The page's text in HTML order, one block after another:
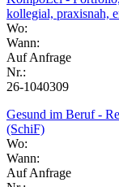
kollegial, praxisnah,
Wo:
Wann:
Auf Anfrage
Nr.:
26-1040309
Gesund im Beruf -
(SchiF)
Wo:
Wann:
Auf Anfrage